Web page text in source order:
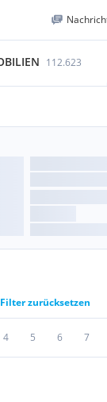
112.623
Filter zurücksetzen
4 5 6 7